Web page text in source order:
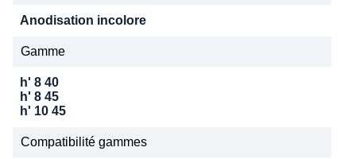
Anodisation incolore
Gamme
h' 8 40
h' 8 45
h' 10 45
Compatibilité gammes